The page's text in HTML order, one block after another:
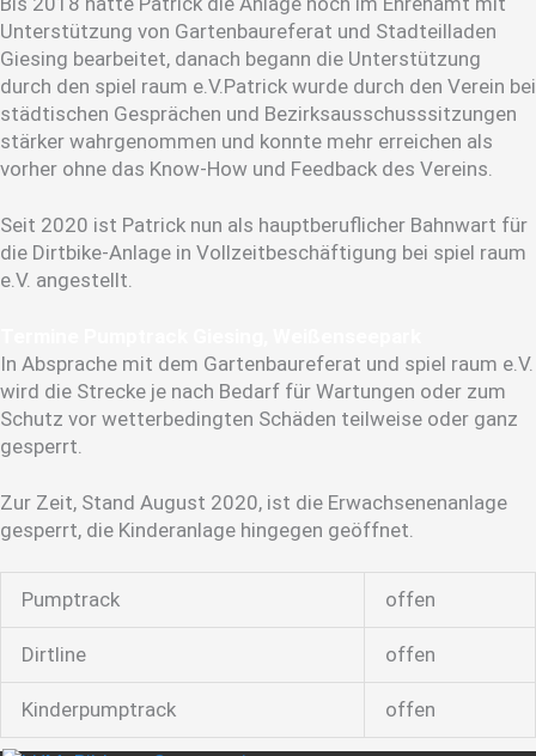
Unterstützung von Gartenbaureferat und Stadteilladen
Giesing bearbeitet, danach begann die Unterstützung
durch den spiel raum e.V.Patrick wurde durch den Verein bei
städtischen Gesprächen und Bezirksausschusssitzungen
stärker wahrgenommen und konnte mehr erreichen als
vorher ohne das Know-How und Feedback des Vereins.
Seit 2020 ist Patrick nun als hauptberuflicher Bahnwart für
die Dirtbike-Anlage in Vollzeitbeschäftigung bei spiel raum
e.V. angestellt.
In Absprache mit dem Gartenbaureferat und spiel raum e.V.
wird die Strecke je nach Bedarf für Wartungen oder zum
Schutz vor wetterbedingten Schäden teilweise oder ganz
gesperrt.
Zur Zeit, Stand August 2020, ist die Erwachsenenanlage
gesperrt, die Kinderanlage hingegen geöffnet.
Pumptrack offen
Dirtline offen
Kinderpumptrack offen